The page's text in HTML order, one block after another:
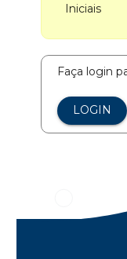
Iniciais
Faça login
LOGIN